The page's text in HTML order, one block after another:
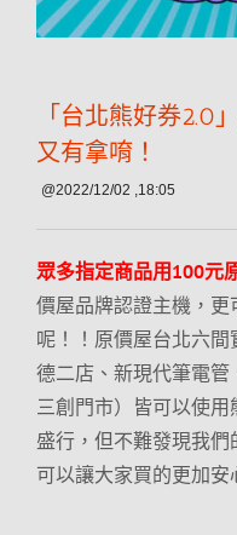
「台北熊好券2.0
又有拿唷！
@2022/12/02 ,18:05
眾多指定商品用100元
價屋品牌認證主機，
呢！！原價屋台北六
德二店、新現代筆電管
三創門市）皆可以使
盛行，但不難發現我們
可以讓大家買的更加安